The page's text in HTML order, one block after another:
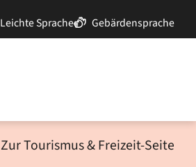
Leichte Sprache Gebärdensprache
Zur Tourismus & Freizeit-Seite